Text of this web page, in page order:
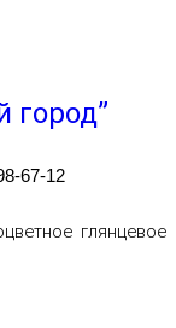
город”
67-12
глянцевое